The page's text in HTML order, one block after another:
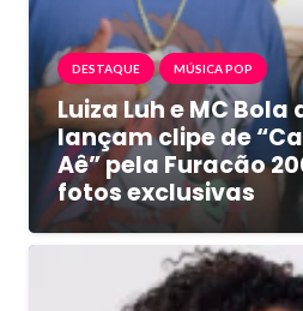
DESTAQUE MÚSICA POP
Luiza Luh e MC Bola
lançam clipe de
Aê” pela Furacão
fotos exclusivas